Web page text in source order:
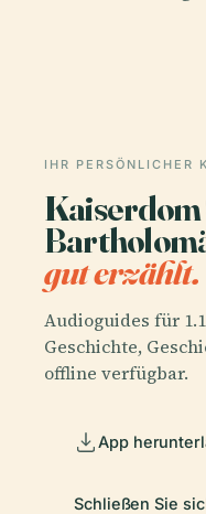
IHR PERSÖNLICHER
Kaiserdom
gut erzählt.
Audioguides für
Geschichte,
offline verfügbar.
App
Schließen Sie